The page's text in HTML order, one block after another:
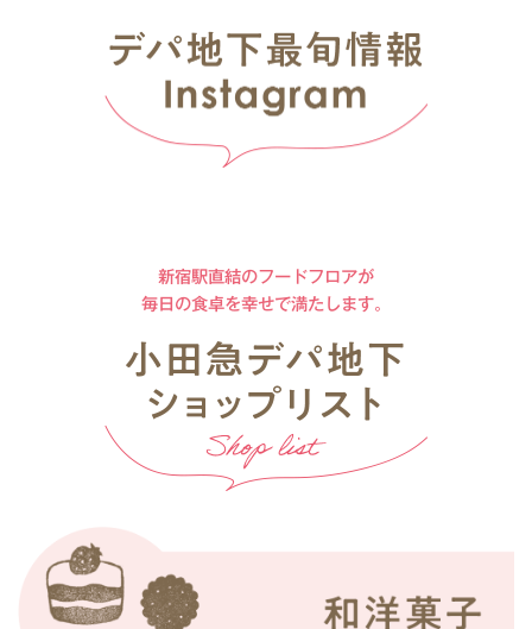
新宿駅直結のフードフロアが
毎日の食卓を幸せで満たします。